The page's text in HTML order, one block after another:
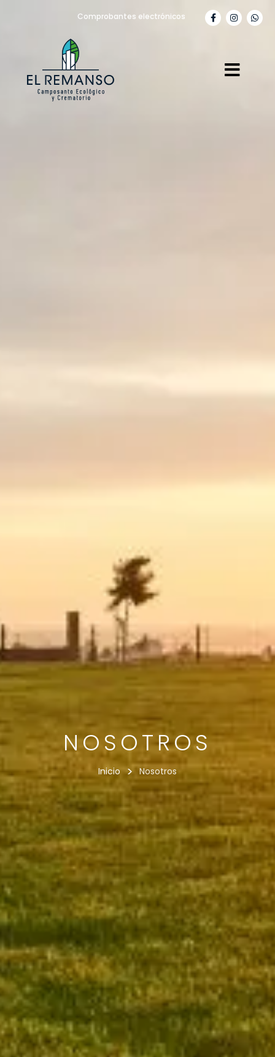
Comprobantes electrónicos
NOSOTROS
Inicio > Nosotros